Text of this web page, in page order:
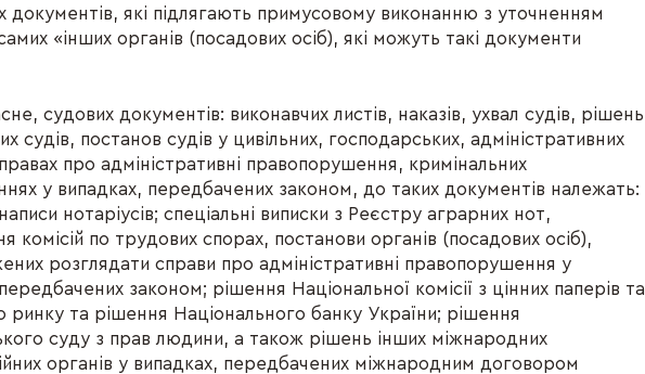
документів, які підлягають примусовому виконанню з уточненням
«інших органів (посадових осіб), які можуть такі документи
судових документів: виконавчих листів, наказів, ухвал судів, рішень
судів, постанов судів у цивільних, господарських, адміністративних
про адміністративні правопорушення, кримінальних
у випадках, передбачених законом, до таких документів належать:
нотаріусів; спеціальні виписки з Реєстру аграрних нот,
комісій по трудових спорах, постанови органів (посадових осіб),
розглядати справи про адміністративні правопорушення у
законом; рішення Національної комісії з цінних паперів та
ринку та рішення Національного банку України; рішення
суду з прав людини, а також рішень інших міжнародних
органів у випадках, передбачених міжнародним договором